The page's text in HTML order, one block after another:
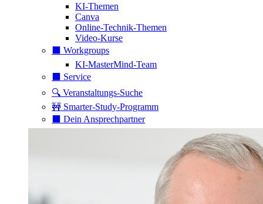
KI-Themen
Canva
Online-Technik-Themen
Video-Kurse
⬛️ Workgroups
KI-MasterMind-Team
⬛️ Service
🔍 Veranstaltungs-Suche
🚧 Smarter-Study-Programm
⬛️ Dein Ansprechpartner